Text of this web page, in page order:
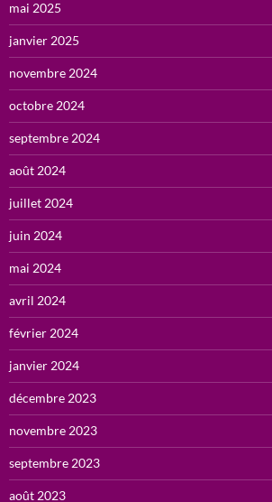
mai 2025
janvier 2025
novembre 2024
octobre 2024
septembre 2024
août 2024
juillet 2024
juin 2024
mai 2024
avril 2024
février 2024
janvier 2024
décembre 2023
novembre 2023
septembre 2023
août 2023